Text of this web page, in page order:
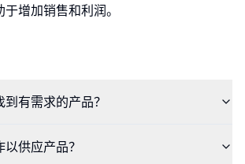
增加销售和利润。
有需求的产品？
供应产品？